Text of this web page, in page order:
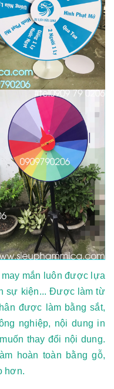
mắn luôn được lựa
sự kiện... Được làm từ
được làm bằng sắt,
nghiệp, nội dung in
thay đổi nội dung.
hoàn toàn bằng gỗ,
hơn.